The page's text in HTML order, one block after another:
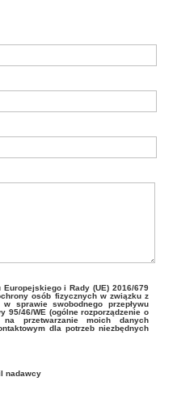
i Rady (UE) 2016/679
osób fizycznych w związku z
sprawie swobodnego przepływu
46/WE (ogólne rozporządzenie o
przetwarzanie moich danych
dla potrzeb niezbędnych
nadawcy